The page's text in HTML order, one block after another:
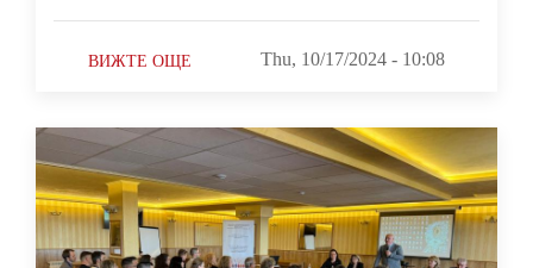
ВИЖТЕ ОЩЕ Thu, 10/17/2024 - 10:08